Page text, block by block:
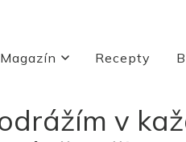
Magazín Recepty
v